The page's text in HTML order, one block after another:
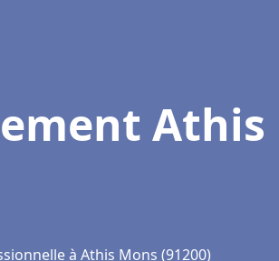
Athis
à Athis Mons (91200)